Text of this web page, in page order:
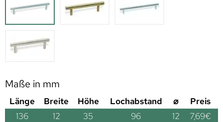
Maße in mm
Länge Breite Höhe Lochabstand ⌀
Preis
136
12 35 96 12 7,69€